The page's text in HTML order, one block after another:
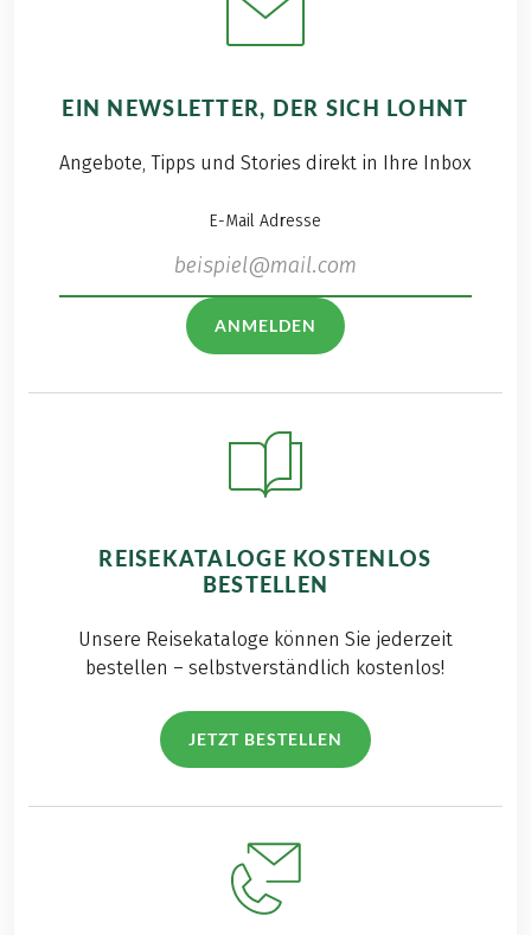
EIN NEWSLETTER, DER SICH LOHNT
Angebote, Tipps und Stories direkt in Ihre Inbox
E-Mail Adresse
ANMELDEN
REISEKATALOGE KOSTENLOS
BESTELLEN
Unsere Reisekataloge können Sie jederzeit
bestellen – selbstverständlich kostenlos!
JETZT BESTELLEN